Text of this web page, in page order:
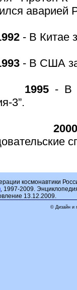
аварией
- В Китае
- В США
1995 - В
3”.
космонавтики
, 1997-2009.
13.12.2009.
© Дизайн и